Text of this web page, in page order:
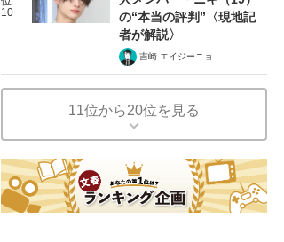
10
の“本当の評判”〈現地記
者が解説〉
吉崎 エイジーニョ
11位から20位を見る